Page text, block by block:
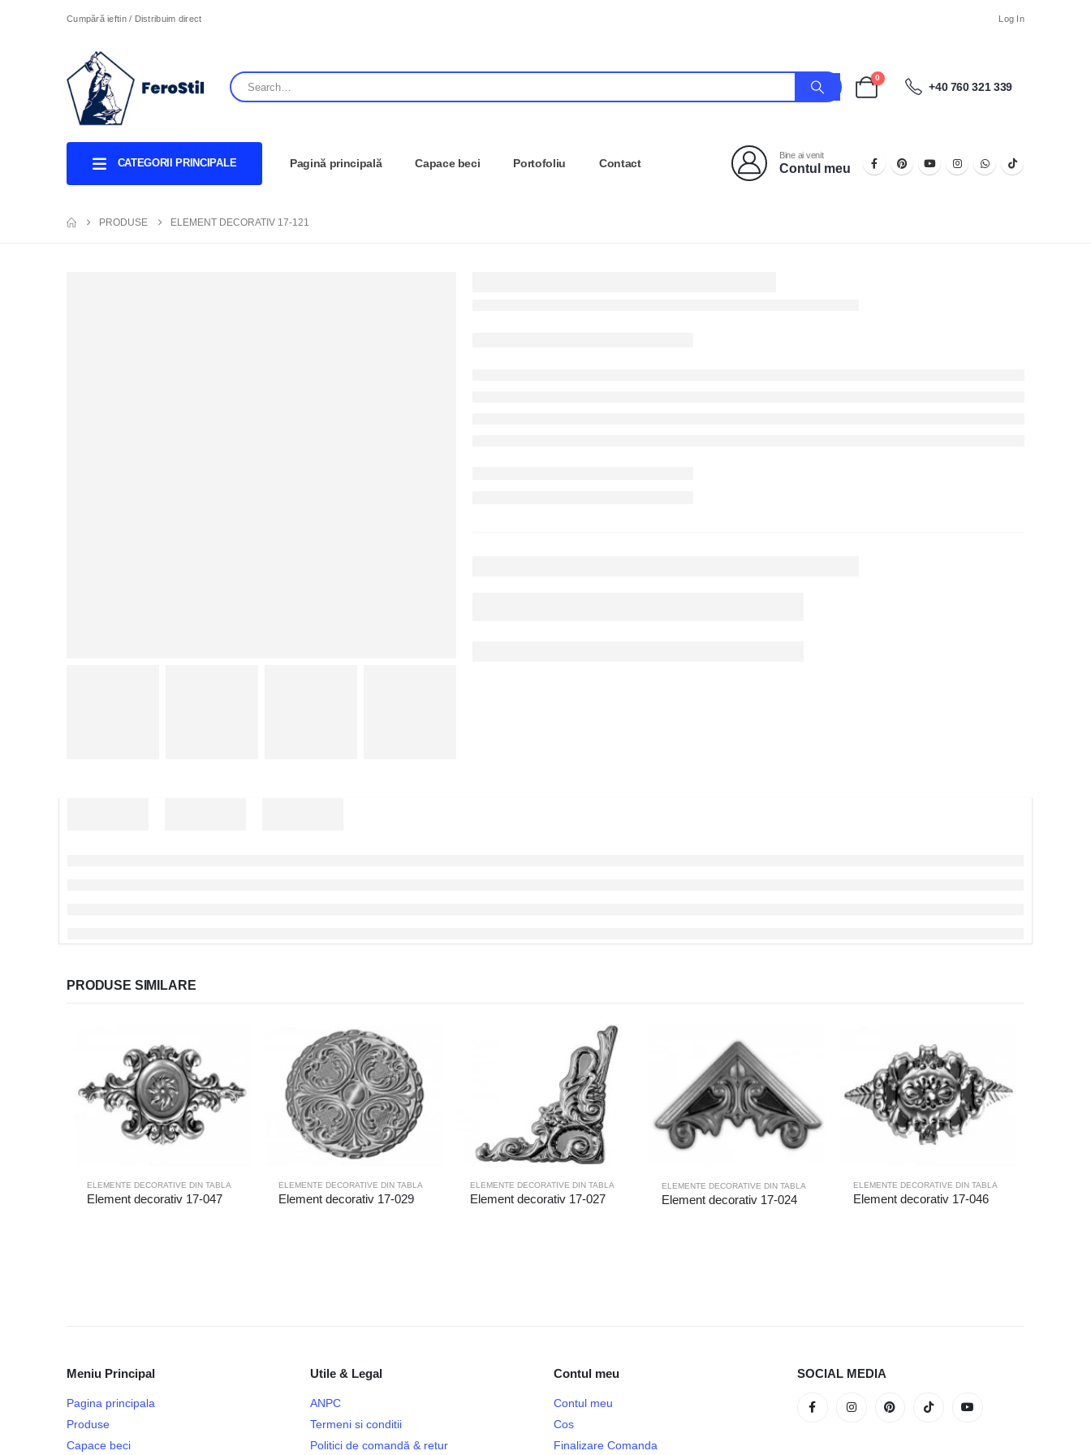
Cumpără ieftin / Distribuim direct Log In
0
+40 760 321 339
CATEGORII PRINCIPALE Pagină principală Capace beci Portofoliu Contact
Bine ai venit
Contul meu
PRODUSE ELEMENT DECORATIV 17-121
PRODUSE SIMILARE
ELEMENTE DECORATIVE DIN TABLA
Element decorativ 17-047
ELEMENTE DECORATIVE DIN TABLA
Element decorativ 17-029
ELEMENTE DECORATIVE DIN TABLA
Element decorativ 17-027
ELEMENTE DECORATIVE DIN TABLA
Element decorativ 17-024
ELEMENTE DECORATIVE DIN TABLA
Element decorativ 17-046
Meniu Principal
Pagina principala
Produse
Capace beci
Utile & Legal
ANPC
Termeni si conditii
Politici de comandă & retur
Contul meu
Contul meu
Cos
Finalizare Comanda
SOCIAL MEDIA